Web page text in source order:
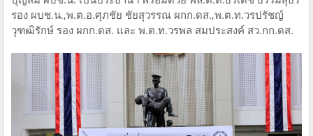
รอง ผบช.น.,พ.ต.อ.ศุภชัย ชัยสุวรรณ ผกก.ดส.,พ.ต.ท.วรปรัชญ์
วุฑฒิรักษ์ รอง ผกก.ดส. และ พ.ต.ท.วรพล สมประสงค์ สว.กก.ดส.